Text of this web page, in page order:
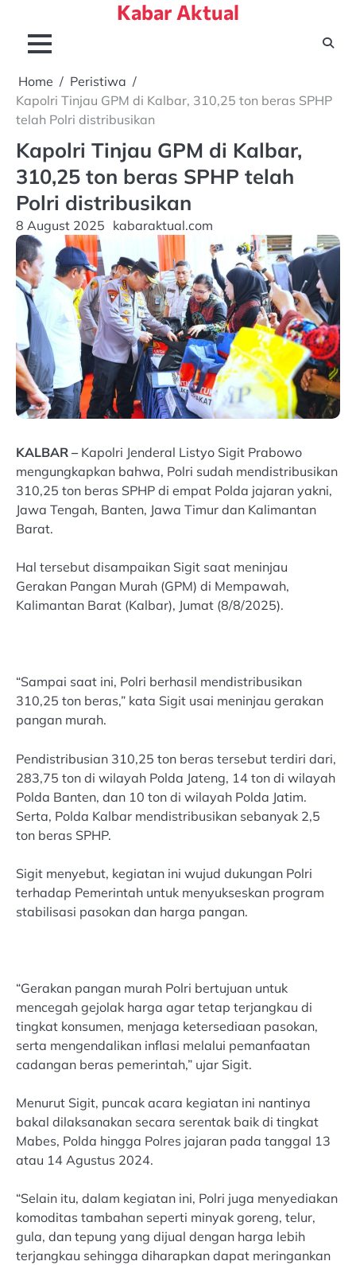
content
Kabar Aktual
Home
Peristiwa
Kapolri Tinjau GPM di Kalbar, 310,25 ton beras SPHP
telah Polri distribusikan
Kapolri Tinjau GPM di Kalbar,
310,25 ton beras SPHP telah
Polri distribusikan
8 August 2025 kabaraktual.com
KALBAR – Kapolri Jenderal Listyo Sigit Prabowo
mengungkapkan bahwa, Polri sudah mendistribusikan
310,25 ton beras SPHP di empat Polda jajaran yakni,
Jawa Tengah, Banten, Jawa Timur dan Kalimantan
Barat.
Hal tersebut disampaikan Sigit saat meninjau
Gerakan Pangan Murah (GPM) di Mempawah,
Kalimantan Barat (Kalbar), Jumat (8/8/2025).
“Sampai saat ini, Polri berhasil mendistribusikan
310,25 ton beras,” kata Sigit usai meninjau gerakan
pangan murah.
Pendistribusian 310,25 ton beras tersebut terdiri dari,
283,75 ton di wilayah Polda Jateng, 14 ton di wilayah
Polda Banten, dan 10 ton di wilayah Polda Jatim.
Serta, Polda Kalbar mendistribusikan sebanyak 2,5
ton beras SPHP.
Sigit menyebut, kegiatan ini wujud dukungan Polri
terhadap Pemerintah untuk menyukseskan program
stabilisasi pasokan dan harga pangan.
“Gerakan pangan murah Polri bertujuan untuk
mencegah gejolak harga agar tetap terjangkau di
tingkat konsumen, menjaga ketersediaan pasokan,
serta mengendalikan inflasi melalui pemanfaatan
cadangan beras pemerintah,” ujar Sigit.
Menurut Sigit, puncak acara kegiatan ini nantinya
bakal dilaksanakan secara serentak baik di tingkat
Mabes, Polda hingga Polres jajaran pada tanggal 13
atau 14 Agustus 2024.
“Selain itu, dalam kegiatan ini, Polri juga menyediakan
komoditas tambahan seperti minyak goreng, telur,
gula, dan tepung yang dijual dengan harga lebih
terjangkau sehingga diharapkan dapat meringankan